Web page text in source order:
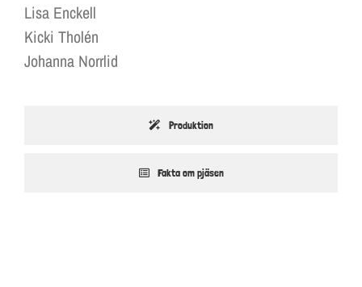
Lisa Enckell
Kicki Tholén
Johanna Norrlid
Produktion
Fakta om pjäsen